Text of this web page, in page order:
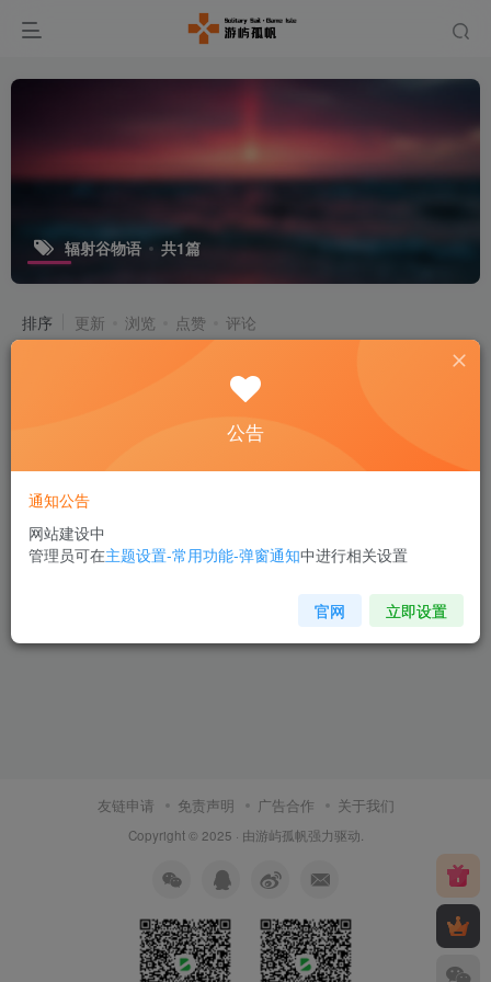
辐射谷物语 共1篇
排序 更新 浏览 点赞 评论
辐射谷物语/末日农场生活 v1.2.1 官方
中文版 1.3G
付费资源 ￥5
友链申请 免责声明 广告合作 关于我们
Copyright © 2025 · 由游屿孤帆 强力驱动.
公告
通知公告
网站建设中
管理员可在主题设置-常用功能-弹窗通知中进行相关设置
官网 立即设置